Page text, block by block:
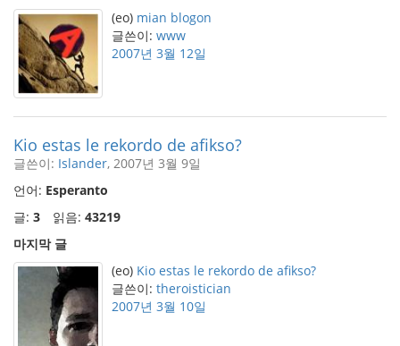
(eo) mian blogon
글쓴이: www
2007년 3월 12일
Kio estas le rekordo de afikso?
글쓴이: Islander, 2007년 3월 9일
언어: Esperanto
글: 3 읽음: 43219
마지막 글
(eo) Kio estas le rekordo de afikso?
글쓴이: theroistician
2007년 3월 10일